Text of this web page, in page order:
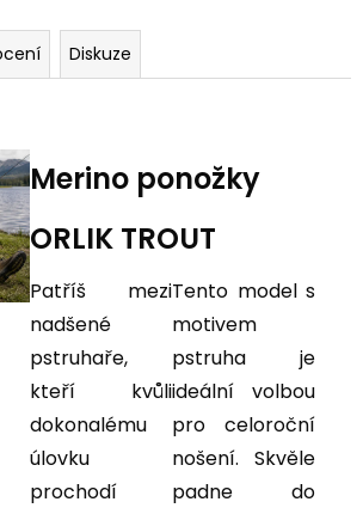
Diskuze
Merino ponožky
ORLIK TROUT
Patříš mezi
nadšené
pstruhaře,
kteří kvůli
dokonalému
úlovku
prochodí
Tento model s
motivem
pstruha je
ideální volbou
pro celoroční
nošení. Skvěle
padne do